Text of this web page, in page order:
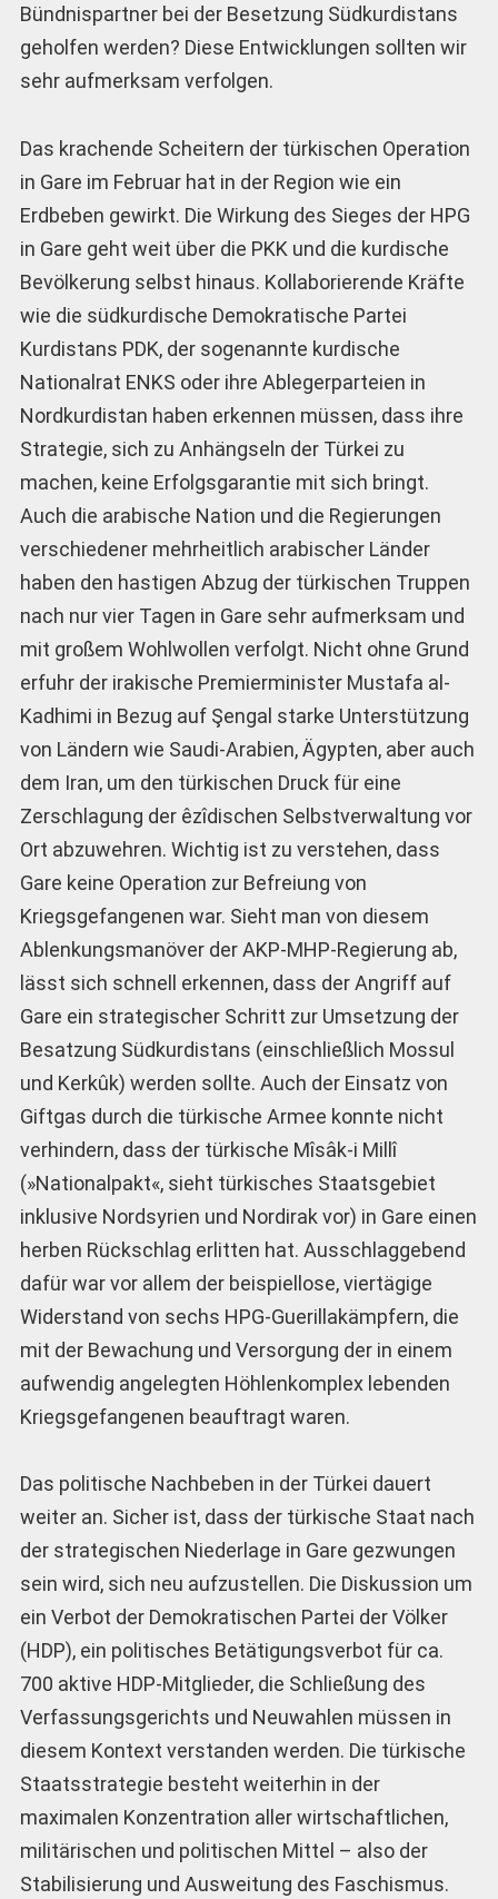
Bündnispartner bei der Besetzung Südkurdistans
geholfen werden? Diese Entwicklungen sollten wir
sehr aufmerksam verfolgen.
Das krachende Scheitern der türkischen Operation
in Gare im Februar hat in der Region wie ein
Erdbeben gewirkt. Die Wirkung des Sieges der HPG
in Gare geht weit über die PKK und die kurdische
Bevölkerung selbst hinaus. Kollaborierende Kräfte
wie die südkurdische Demokratische Partei
Kurdistans PDK, der sogenannte kurdische
Nationalrat ENKS oder ihre Ablegerparteien in
Nordkurdi­stan haben erkennen müssen, dass ihre
Strategie, sich zu Anhängseln der Türkei zu
machen, keine Erfolgsgarantie mit sich bringt.
Auch die arabische Nation und die Regierungen
verschiedener mehrheitlich arabischer Länder
haben den hastigen Abzug der türkischen Truppen
nach nur vier Tagen in Gare sehr aufmerksam und
mit großem Wohlwollen verfolgt. Nicht ohne Grund
erfuhr der irakische Premierminister Mustafa al-
Kadhimi in Bezug auf Şengal starke Unterstützung
von Ländern wie Saudi-Arabien, Ägypten, aber auch
dem Iran, um den türkischen Druck für eine
Zerschlagung der êzîdischen Selbstverwaltung vor
Ort abzuwehren. Wichtig ist zu verstehen, dass
Gare keine Operation zur Befreiung von
Kriegsgefangenen war. Sieht man von diesem
Ablenkungsmanöver der AKP-MHP-Regierung ab,
lässt sich schnell erkennen, dass der Angriff auf
Gare ein strategischer Schritt zur Umsetzung der
Besatzung Südkurdistans (einschließlich Mossul
und Kerkûk) werden sollte. Auch der Einsatz von
Giftgas durch die türkische Armee konnte nicht
verhindern, dass der türkische Mîsâk-i Millî
(»Nationalpakt«, sieht türkisches Staatsgebiet
inklusive Nordsyrien und Nordirak vor) in Gare einen
herben Rückschlag erlitten hat. Ausschlaggebend
dafür war vor allem der beispiellose, viertägige
Widerstand von sechs HPG-Guerillakämpfern, die
mit der Bewachung und Versorgung der in einem
aufwendig angelegten Höhlenkomplex lebenden
Kriegsgefangenen beauftragt waren.
Das politische Nachbeben in der Türkei dauert
weiter an. Sicher ist, dass der türkische Staat nach
der strategischen Niederlage in Gare gezwungen
sein wird, sich neu aufzustellen. Die Diskussion um
ein Verbot der Demokratischen Partei der Völker
(HDP), ein politisches Betätigungsverbot für ca.
700 aktive HDP-Mitglieder, die Schließung des
Verfassungsgerichts und Neuwahlen müssen in
diesem Kontext verstanden werden. Die türkische
Staatsstrategie besteht weiterhin in der
maximalen Konzentration aller wirtschaftlichen,
militärischen und politischen Mittel – also der
Stabilisierung und Ausweitung des Faschismus.